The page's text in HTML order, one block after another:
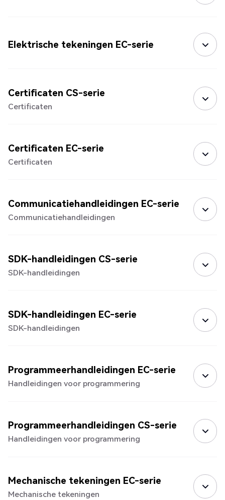
Elektrische tekeningen EC-serie
Certificaten CS-serie
Certificaten
Certificaten EC-serie
Certificaten
Communicatiehandleidingen EC-serie
Communicatiehandleidingen
SDK-handleidingen CS-serie
SDK-handleidingen
SDK-handleidingen EC-serie
SDK-handleidingen
Programmeerhandleidingen EC-serie
Handleidingen voor programmering
Programmeerhandleidingen CS-serie
Handleidingen voor programmering
Mechanische tekeningen EC-serie
Mechanische tekeningen